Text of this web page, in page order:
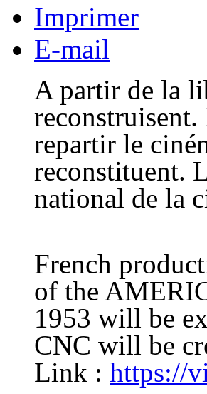
Imprimer
E-mail
A partir de la
reconstruisent.
repartir le
reconstituent.
national de la
French
of the
1953 will be
CNC will be
Link : https://